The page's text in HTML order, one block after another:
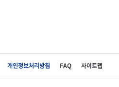
개인정보처리방침 FAQ 사이트맵